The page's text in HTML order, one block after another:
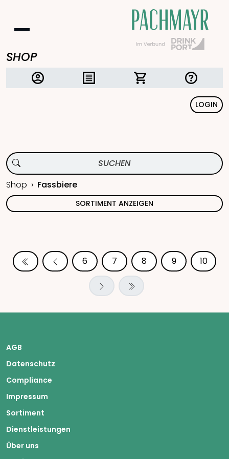
SHOP
LOGIN
Shop Fassbiere
SORTIMENT ANZEIGEN
6 7 8 9 10
AGB
Datenschutz
Compliance
Impressum
Sortiment
Dienstleistungen
Über uns